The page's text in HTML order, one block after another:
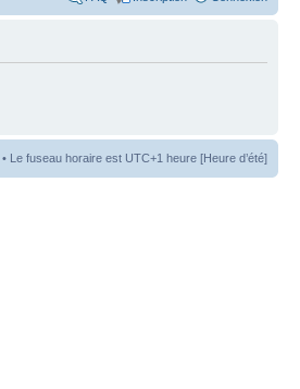
• Le fuseau horaire est UTC+1 heure [Heure d’été]